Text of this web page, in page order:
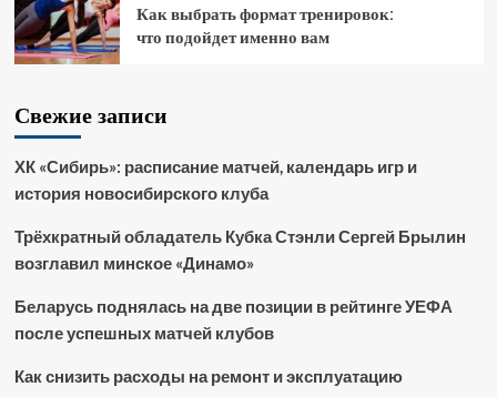
Как выбрать формат тренировок:
что подойдет именно вам
Свежие записи
ХК «Сибирь»: расписание матчей, календарь игр и
история новосибирского клуба
Трёхкратный обладатель Кубка Стэнли Сергей Брылин
возглавил минское «Динамо»
Беларусь поднялась на две позиции в рейтинге УЕФА
после успешных матчей клубов
Как снизить расходы на ремонт и эксплуатацию